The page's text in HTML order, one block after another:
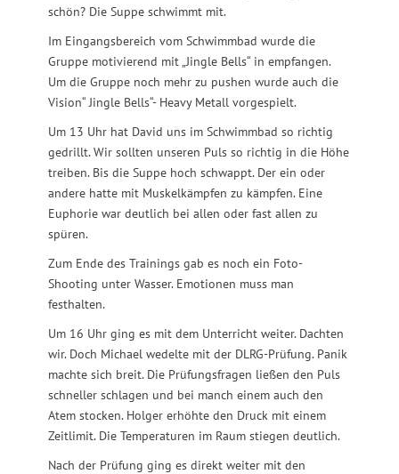
schön? Die Suppe schwimmt mit.
Im Eingangsbereich vom Schwimmbad wurde die
Gruppe motivierend mit „Jingle Bells“ in empfangen.
Um die Gruppe noch mehr zu pushen wurde auch die
Vision“ Jingle Bells“- Heavy Metall vorgespielt.
Um 13 Uhr hat David uns im Schwimmbad so richtig
gedrillt. Wir sollten unseren Puls so richtig in die Höhe
treiben. Bis die Suppe hoch schwappt. Der ein oder
andere hatte mit Muskelkämpfen zu kämpfen. Eine
Euphorie war deutlich bei allen oder fast allen zu
spüren.
Zum Ende des Trainings gab es noch ein Foto-
Shooting unter Wasser. Emotionen muss man
festhalten.
Um 16 Uhr ging es mit dem Unterricht weiter. Dachten
wir. Doch Michael wedelte mit der DLRG-Prüfung. Panik
machte sich breit. Die Prüfungsfragen ließen den Puls
schneller schlagen und bei manch einem auch den
Atem stocken. Holger erhöhte den Druck mit einem
Zeitlimit. Die Temperaturen im Raum stiegen deutlich.
Nach der Prüfung ging es direkt weiter mit den